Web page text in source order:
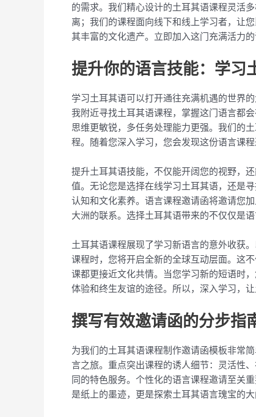
的需求。我们精心设计的土耳其语课程灵活
离；我们的课程面向线下和线上学习者，让
其丰富的文化遗产。立即加入这门充满活力
提升你的语言技能：学习
学习土耳其语可以打开通往充满机遇的世界
我附近寻找土耳其语课程，掌握这门语言都
思维更敏锐，多任务处理能力更强。我们的
程。随着您深入学习，您会发现这份语言课
提升土耳其语技能，不仅能开阔您的视野，
值。无论您是选择在线学习土耳其语，还是
认知和文化素养。语言课程邀请函将邀请您
大洲的联系。选择土耳其语带来的不仅仅是
土耳其语课程展现了学习新语言的意外收获
课程时，您将开启全新的全球互动层面。这
课都更接近文化共情。当您学习新的短语时
体验和终生友谊的途径。所以，深入学习，
撰写有效邀请函的分步指
为我们的土耳其语课程制作邀请函模板非常
言之旅。重点突出课程的诱人细节：灵活性
同的特色服务。个性化的语言课程邀请至关
是纸上的墨迹，更是探索土耳其语言瑰宝的大